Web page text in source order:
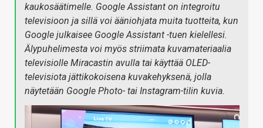
kaukosäätimelle. Google Assistant on integroitu
televisioon ja sillä voi ääniohjata muita tuotteita, kun
Google julkaisee Google Assistant -tuen kielellesi.
Älypuhelimesta voi myös striimata kuvamateriaalia
televisiolle Miracastin avulla tai käyttää OLED-
televisiota jättikokoisena kuvakehyksenä, jolla
näytetään Google Photo- tai Instagram-tilin kuvia.